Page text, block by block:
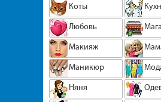
Коты
Любовь
Макияж
Маникюр
Няня